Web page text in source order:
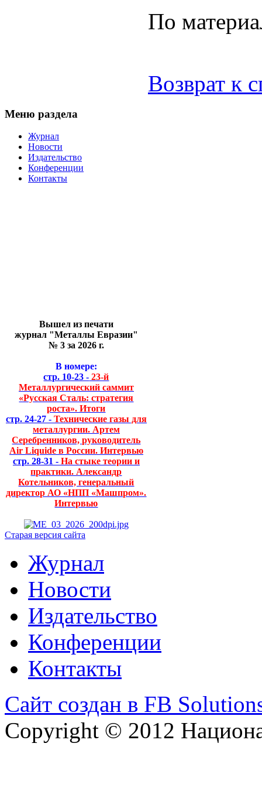
По
Возврат к
Меню раздела
Журнал
Новости
Издательство
Конференции
Контакты
Вышел из печати
журнал "Металлы Евразии"
№ 3 за 2026 г.
В номере:
стр. 10-23 - 23-й
Металлургический саммит
«Русская Сталь: стратегия
роста». Итоги
стр. 24-27 - Технические газы для
металлургии. Артем
Серебренников, руководитель
Air Liquide в России. Интервью
стр. 28-31 - На стыке теории и
практики. Александр
Котельников, генеральный
директор АО «НПП «Машпром».
Интервью
Старая версия сайта
Журнал
Новости
Издательство
Конференции
Контакты
Сайт создан в FB
Copyright © 2012